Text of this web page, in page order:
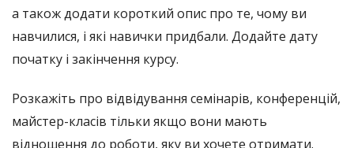
а також додати короткий опис про те, чому ви
навчилися, і які навички придбали. Додайте дату
початку і закінчення курсу.
Розкажіть про відвідування семінарів, конференцій,
майстер-класів тільки якщо вони мають
відношення до роботи, яку ви хочете отримати.